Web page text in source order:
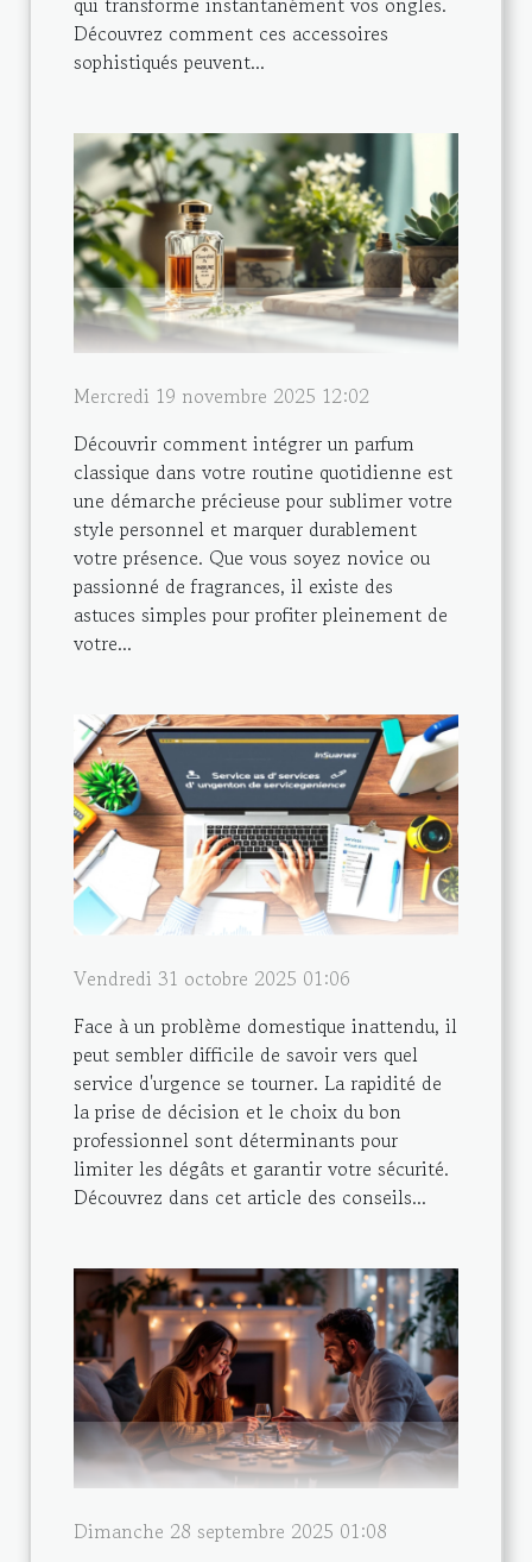
Découvrez comment ces accessoires
sophistiqués peuvent...
Mercredi 19 novembre 2025 12:02
Découvrir comment intégrer un parfum
classique dans votre routine quotidienne est
une démarche précieuse pour sublimer votre
style personnel et marquer durablement
votre présence. Que vous soyez novice ou
passionné de fragrances, il existe des
astuces simples pour profiter pleinement de
votre...
Vendredi 31 octobre 2025 01:06
Face à un problème domestique inattendu, il
peut sembler difficile de savoir vers quel
service d'urgence se tourner. La rapidité de
la prise de décision et le choix du bon
professionnel sont déterminants pour
limiter les dégâts et garantir votre sécurité.
Découvrez dans cet article des conseils...
Dimanche 28 septembre 2025 01:08